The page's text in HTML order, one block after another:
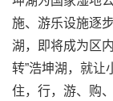
施、游乐设施逐
湖，即将成为区
转”浩坤湖，就让
住，行，游、购、